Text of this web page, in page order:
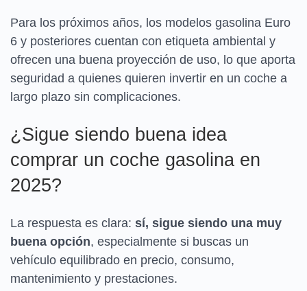
Para los próximos años, los modelos gasolina Euro
6 y posteriores cuentan con etiqueta ambiental y
ofrecen una buena proyección de uso, lo que aporta
seguridad a quienes quieren invertir en un coche a
largo plazo sin complicaciones.
¿Sigue siendo buena idea
comprar un coche gasolina en
2025?
La respuesta es clara: sí, sigue siendo una muy
buena opción, especialmente si buscas un
vehículo equilibrado en precio, consumo,
mantenimiento y prestaciones.